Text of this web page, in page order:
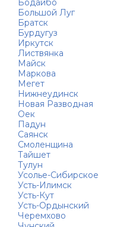
Бодайбо
Большой Луг
Братск
Бурдугуз
Иркутск
Листвянка
Майск
Маркова
Мегет
Нижнеудинск
Новая Разводная
Оек
Падун
Саянск
Смоленщина
Тайшет
Тулун
Усолье-Сибирское
Усть-Илимск
Усть-Кут
Усть-Ордынский
Черемхово